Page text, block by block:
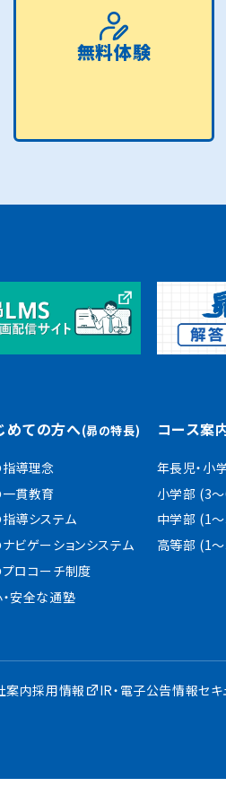
無料体験
めての方へ(昴の特長)
導理念
貫教育
導システム
ビゲーションシステム
ロコーチ制度
安全な通塾
コース案
年長児・小
小学部 (3
中学部 (1
高等部 (1
案内採用情報 IR・電子公告情報セキ